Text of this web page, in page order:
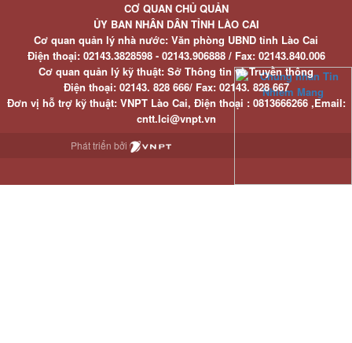
CƠ QUAN CHỦ QUẢN
ỦY BAN NHÂN DÂN TỈNH LÀO CAI
Cơ quan quản lý nhà nước: Văn phòng UBND tỉnh Lào Cai
Điện thoại:02143.3828598 - 02143.906888 / Fax:02143.840.006
Cơ quan quản lý kỹ thuật: Sở Thông tin và Truyền thông
Điện thoại:02143. 828 666/ Fax:02143. 828 667
Đơn vị hỗ trợ kỹ thuật: VNPT Lào Cai, Điện thoại : 0813666266 ,Email:
cntt.lci@vnpt.vn
Phát triển bởi